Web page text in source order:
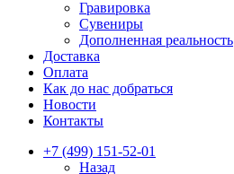
Гравировка
Сувениры
Дополненная реальность
Доставка
Оплата
Как до нас добраться
Новости
Контакты
+7 (499) 151-52-01
Назад